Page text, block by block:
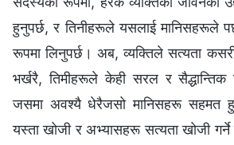
हुनुपर्छ, र तिनीहरूले यसलाई मानिसहरूले
रूपमा लिनुपर्छ। अब, व्यक्तिले सत्यता
भर्खरै, तिमीहरूले केही सरल र सैद्धान्तिक
जसमा अवश्यै धेरैजसो मानिसहरू सहमत
यस्ता खोजी र अभ्यासहरू सत्यता खोजी